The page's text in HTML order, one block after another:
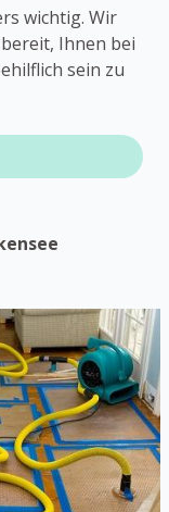
wichtig. Wir
Ihnen bei
sein zu